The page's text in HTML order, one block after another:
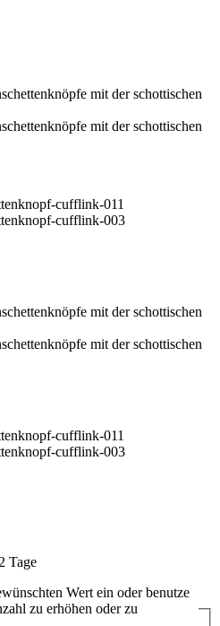
Tage
Wert ein oder benutze
zu erhöhen oder zu